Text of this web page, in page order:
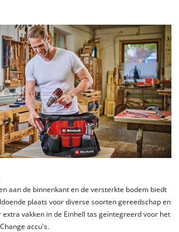
aan de binnenkant en de versterkte bodem biedt
plaats voor diverse soorten gereedschap en
extra vakken in de Einhell tas geïntegreerd voor het
accu's.